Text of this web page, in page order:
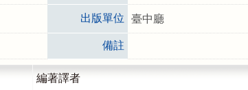
出版單位 臺中廳
備註
編著譯者